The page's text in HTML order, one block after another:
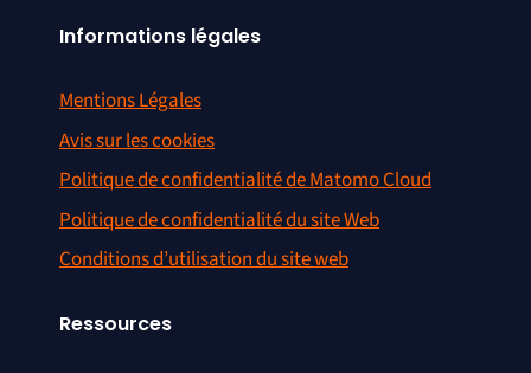
Informations légales
Mentions Légales
Avis sur les cookies
Politique de confidentialité de Matomo Cloud
Politique de confidentialité du site Web
Conditions d’utilisation du site web
Ressources